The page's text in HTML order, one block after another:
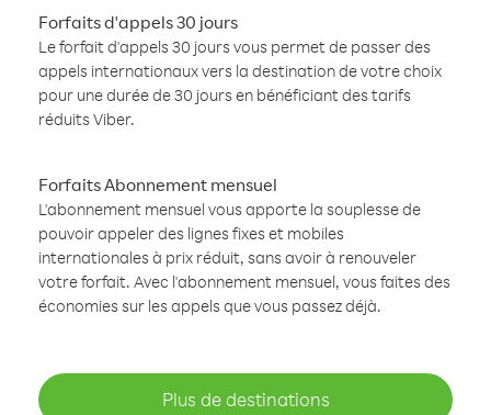
Forfaits d'appels 30 jours
Le forfait d'appels 30 jours vous permet de passer des
appels internationaux vers la destination de votre choix
pour une durée de 30 jours en bénéficiant des tarifs
réduits Viber.
Forfaits Abonnement mensuel
L'abonnement mensuel vous apporte la souplesse de
pouvoir appeler des lignes fixes et mobiles
internationales à prix réduit, sans avoir à renouveler
votre forfait. Avec l'abonnement mensuel, vous faites des
économies sur les appels que vous passez déjà.
Plus de destinations